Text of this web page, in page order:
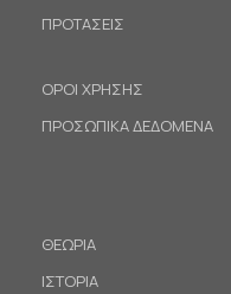
ΠΡΟΤΑΣΕΙΣ
ΟΡΟΙ ΧΡΗΣΗΣ
ΠΡΟΣΩΠΙΚΑ ΔΕΔΟΜΕΝΑ
ΘΕΩΡΙΑ
ΙΣΤΟΡΙΑ